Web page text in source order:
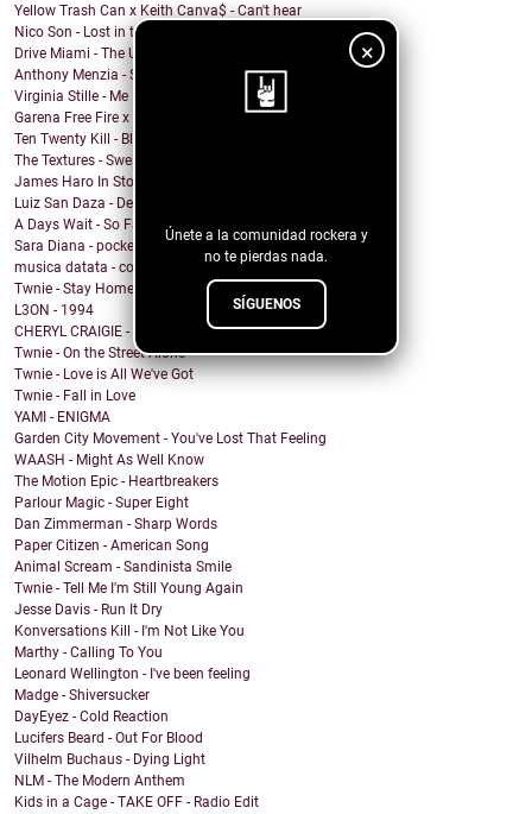
×
Únete a la comunidad rockera y
no te pierdas nada.
SÍGUENOS
Yellow Trash Can x Keith Canva$ - Can't hear
Nico Son - Lost in the Shade
Drive Miami - The Unknown
Anthony Menzia - Sorceress Olga
Virginia Stille - Me Engañaste
Garena Free Fire x YMIR - Feeling the Fire
Ten Twenty Kill - Black Eleven
The Textures - Sweatshort Summer
James Haro In Storage - City Terrace
Luiz San Daza - Desapariciones Triangulares
A Days Wait - So Far Along
Sara Diana - pocket poetry
musica datata - come fai a non odiare i giovani
Twnie - Stay Home
L3ON - 1994
CHERYL CRAIGIE - Migraine
Twnie - On the Street Alone
Twnie - Love is All We've Got
Twnie - Fall in Love
YAMI - ENIGMA
Garden City Movement - You've Lost That Feeling
WAASH - Might As Well Know
The Motion Epic - Heartbreakers
Parlour Magic - Super Eight
Dan Zimmerman - Sharp Words
Paper Citizen - American Song
Animal Scream - Sandinista Smile
Twnie - Tell Me I'm Still Young Again
Jesse Davis - Run It Dry
Konversations Kill - I'm Not Like You
Marthy - Calling To You
Leonard Wellington - I've been feeling
Madge - Shiversucker
DayEyez - Cold Reaction
Lucifers Beard - Out For Blood
Vilhelm Buchaus - Dying Light
NLM - The Modern Anthem
Kids in a Cage - TAKE OFF - Radio Edit